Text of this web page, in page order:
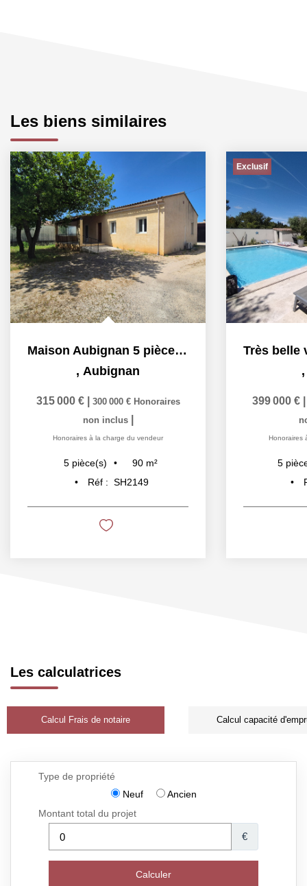
Les biens similaires
Maison Aubignan 5 pièce(s) 90 m2
, Aubignan
315 000 € 300 000 € Honoraires
non inclus
Honoraires à la charge du vendeur
5 pièce(s) 90 m²
Réf : SH2149
Exclusif
399 000 €
Honoraires
5
Les calculatrices
Calcul Frais de notaire Calcul capacité